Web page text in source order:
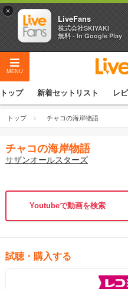
MENU
トップ 新着セットリスト レ
トップ チャコの海岸物語
チャコの海岸物語
サザンオールスターズ
Youtubeで動画を検索
試聴・購入する
×
LiveFans
株式会社SKIYAKI
無料 - In Google Play